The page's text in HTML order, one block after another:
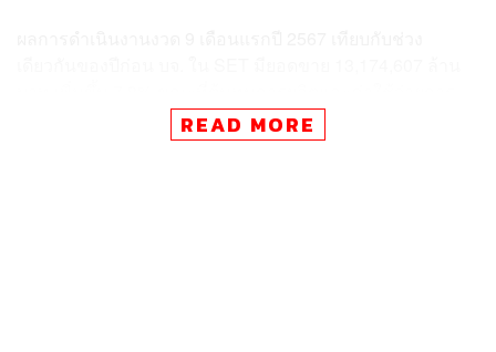
ขายและบริหารเพิ่มขึ้น 8.8% และ 10.0% ตามลำดับ ทำให้
บจ. มีกำไรจากการดำเนินงานหลัก (Core Profit) 1,206,922
READ MORE